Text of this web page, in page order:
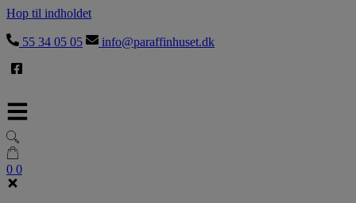
Hop til indholdet
55 34 05 05 info@paraffinhuset.dk
0 0